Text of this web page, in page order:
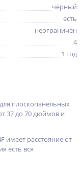
чёрный
есть
неограничен
4
1 год
плоскопанельных
37 до 70 дюймов и
имеет расстояние от
есть вся